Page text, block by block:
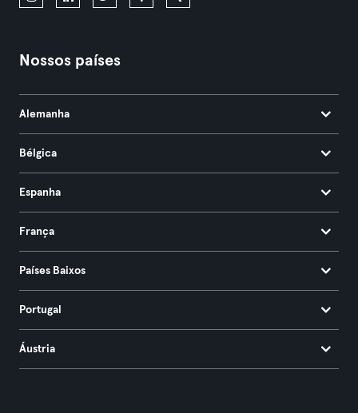
Nossos países
Alemanha
Bélgica
Espanha
França
Países Baixos
Portugal
Áustria